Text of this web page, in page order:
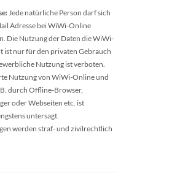
Jede natürliche Person darf sich
Adresse bei WiWi-Online
Die Nutzung der Daten die WiWi-
ist nur für den privaten Gebrauch
Nutzung ist verboten.
Nutzung von WiWi-Online und
durch Offline-Browser,
oder Webseiten etc. ist
untersagt.
werden straf- und zivilrechtlich